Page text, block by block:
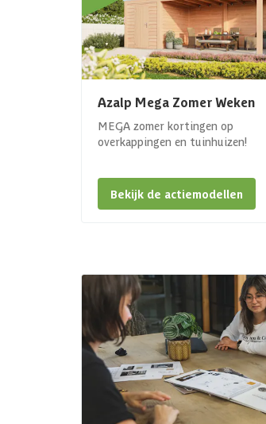
Azalp Mega Zomer Weken
MEGA zomer kortingen op
overkappingen en tuinhuizen!
Bekijk de actiemodellen